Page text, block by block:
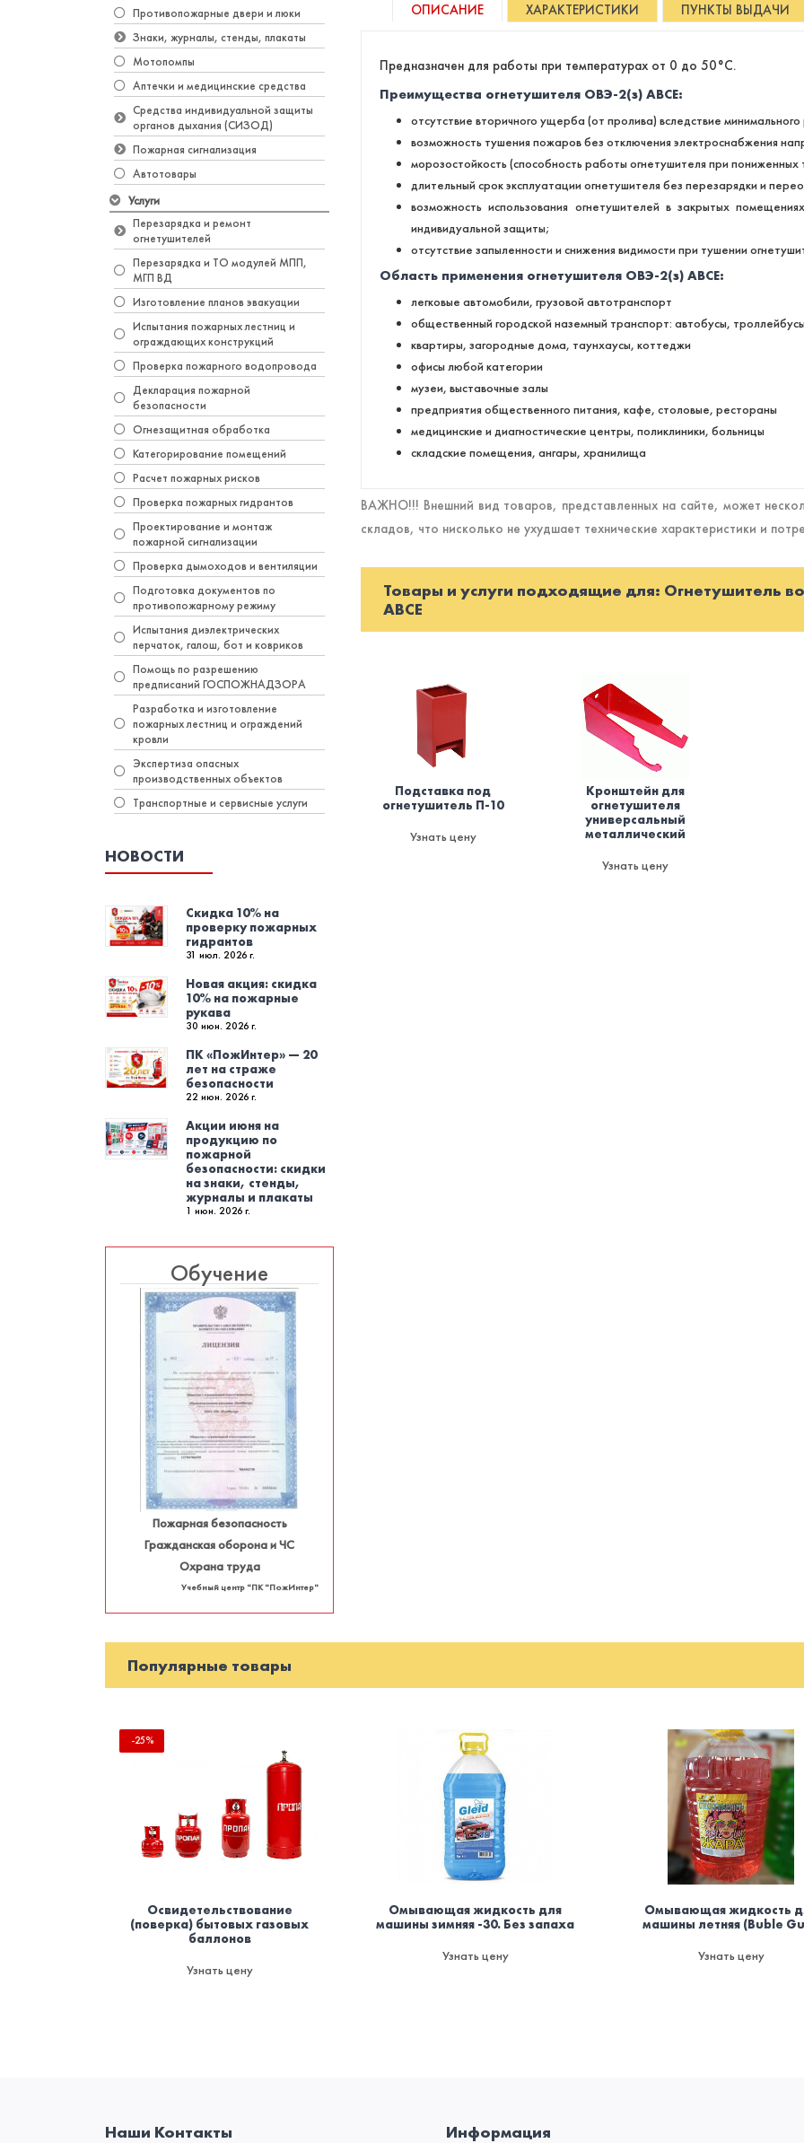
Противопожарные двери и люки
Знаки, журналы, стенды, плакаты
Мотопомпы
Аптечки и медицинские средства
Средства индивидуальной защиты
органов дыхания (СИЗОД)
Пожарная сигнализация
Автотовары
Услуги
Перезарядка и ремонт
огнетушителей
Перезарядка и ТО модулей МПП,
МГП ВД
Изготовление планов эвакуации
Испытания пожарных лестниц и
ограждающих конструкций
Проверка пожарного водопровода
Декларация пожарной
безопасности
Огнезащитная обработка
Категорирование помещений
Расчет пожарных рисков
Проверка пожарных гидрантов
Проектирование и монтаж
пожарной сигнализации
Проверка дымоходов и вентиляции
Подготовка документов по
противопожарному режиму
Испытания диэлектрических
перчаток, галош, бот и ковриков
Помощь по разрешению
предписаний ГОСПОЖНАДЗОРА
Разработка и изготовление
пожарных лестниц и ограждений
кровли
Экспертиза опасных
производственных объектов
Транспортные и сервисные услуги
НОВОСТИ
Скидка 10% на
проверку пожарных
гидрантов
31 июл. 2026 г.
Новая акция: скидка
10% на пожарные
рукава
30 июн. 2026 г.
ПК «ПожИнтер» — 20
лет на страже
безопасности
22 июн. 2026 г.
Акции июня на
продукцию по
пожарной
безопасности: скидки
на знаки, стенды,
журналы и плакаты
1 июн. 2026 г.
Обучение
Пожарная безопасность
Гражданская оборона и ЧС
Охрана труда
Учебный центр "ПК "ПожИнтер"
ОПИСАНИЕ ХАРАКТЕРИСТИКИ ПУНКТЫ ВЫДАЧИ
Предназначен для работы при температурах от 0 до 50°C.
Преимущества огнетушителя ОВЭ-2(з) АВСЕ:
отсутствие вторичного ущерба (от пролива) вследствие
возможность тушения пожаров без отключения электроснабжения
морозостойкость (способность работы огнетушителя при
длительный срок эксплуатации огнетушителя без перезарядки и
возможность использования огнетушителей в закрытых
индивидуальной защиты;
отсутствие запыленности и снижения видимости при тушении
Область применения огнетушителя ОВЭ-2(з) АВСЕ:
легковые автомобили, грузовой автотранспорт
общественный городской наземный транспорт: автобусы,
квартиры, загородные дома, таунхаусы, коттеджи
офисы любой категории
музеи, выставочные залы
предприятия общественного питания, кафе, столовые, рестораны
медицинские и диагностические центры, поликлиники, больницы
складские помещения, ангары, хранилища
ВАЖНО!!! Внешний вид товаров, представленных на сайте, может
складов, что нисколько не ухудшает технические характеристики и
Товары и услуги подходящие для: Огнетушитель
АВСЕ
Подставка под
огнетушитель П-10
Узнать цену
Кронштейн для
огнетушителя
универсальный
металлический
Узнать цену
Популярные товары
Освидетельствование
(поверка) бытовых газовых
баллонов
Узнать цену
-25%
Омывающая жидкость для
машины зимняя -30. Без запаха
Узнать цену
Омывающая жидкость
машины летняя (Buble
Узнать цену
Наши Контакты Информация